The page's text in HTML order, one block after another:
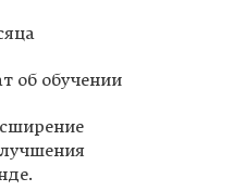
об обучении